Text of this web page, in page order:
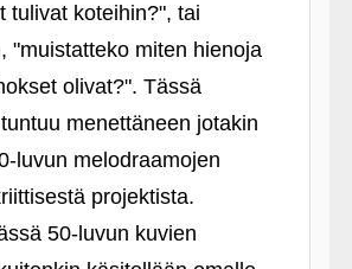
tulivat koteihin?", tai
"muistatteko miten hienoja
olivat?". Tässä
menettäneen jotakin
luvun melodraamojen
projektista.
50-luvun kuvien